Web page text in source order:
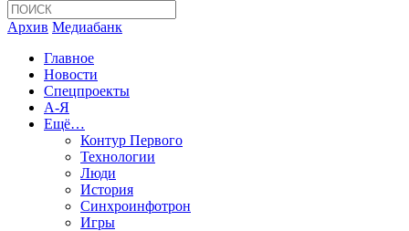
Архив Медиабанк
Главное
Новости
Спецпроекты
А-Я
Ещё…
Контур Первого
Технологии
Люди
История
Синхроинфотрон
Игры